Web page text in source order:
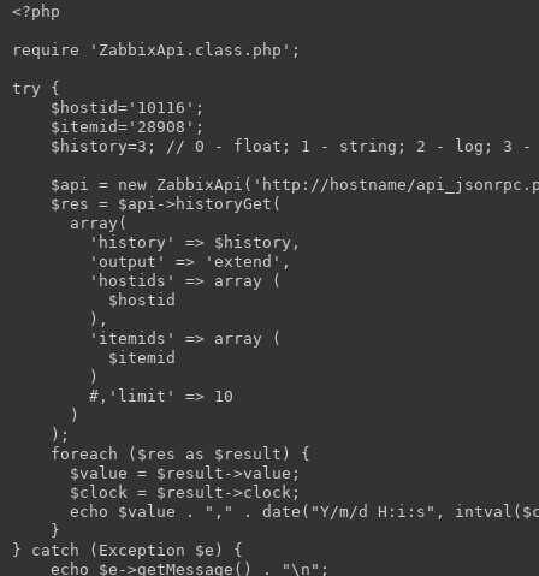
<?php
require 'ZabbixApi.class.php' ;
try {
$hostid= '10116' ;
$itemid= '28908' ;
$history=3 ; // 0 - float; 1 - string; 2 - log; 3 -
$api = new ZabbixApi( 'http://hostname/
$res = $api ->historyGet(
array (
'history'
=> $history ,
'output'
=> 'extend' ,
'hostids'
=> array (
$hostid
        ),
'itemids'
=> array (
$itemid
        )
#,'limit' => 10
      )
    );
foreach ( $res as $result ) {
$value = $result ->value;
$clock = $result ->clock;
echo
$value . "," . date( "Y/m/d H:i:s" , intval(
    }
} catch ( Exception $e ) {
echo
$e ->getMessage() . "\n" ;